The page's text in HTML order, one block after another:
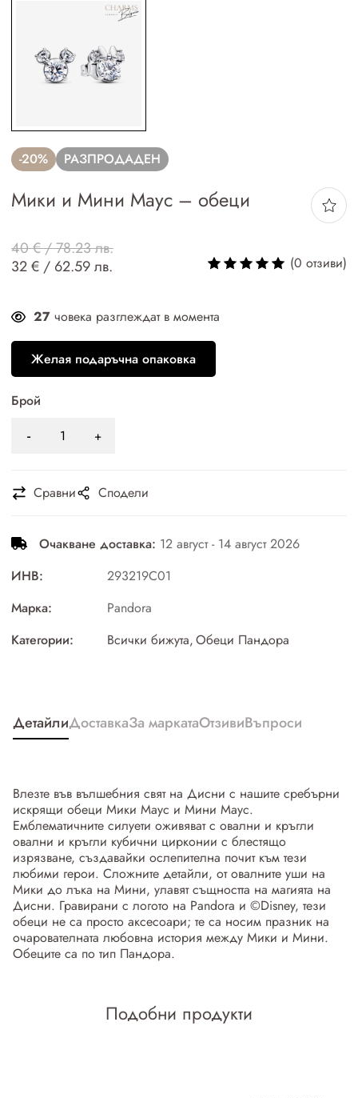
-20% РАЗПРОДАДЕН
Мики и Мини Маус – обеци
40 € / 78.23 лв.
32 € / 62.59 лв.
(0 отзиви)
27 човека разглеждат в момента
Желая подаръчна опаковка
Брой
Сравни Сподели
Очакване доставка: 12 август - 14 август 2026
ИНВ:
293219C01
Марка:
Pandora
Категории:
Всички бижута,Обеци Пандора
ДетайлиДоставкаЗа маркатаОтзивиВъпроси
Влезте във вълшебния свят на Дисни с нашите сребърни
искрящи обеци Мики Маус и Мини Маус.
Емблематичните силуети оживяват с овални и кръгли
овални и кръгли кубични цирконии с блестящо
изрязване, създавайки ослепителна почит към тези
любими герои. Сложните детайли, от овалните уши на
Мики до лъка на Мини, улавят същността на магията на
Дисни. Гравирани с логото на Pandora и ©Disney, тези
обеци не са просто аксесоари; те са носим празник на
очарователната любовна история между Мики и Мини.
Обеците са по тип Пандора.
Подобни продукти